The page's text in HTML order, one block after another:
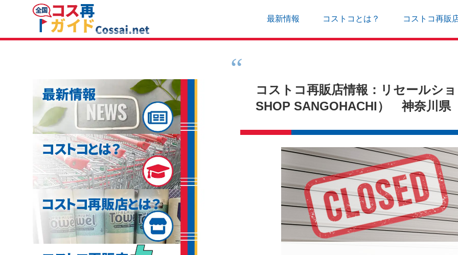
最新情報 コストコとは？ コストコ再販
コストコ再販店情報：リセールシ
SHOP SANGOHACHI） 神奈川県